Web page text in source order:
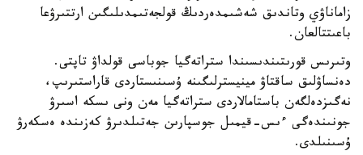
زاماناۋي وتاندىق شەشىمدەردىڭ قولجەتىمدىلىگىن ارتتىرۋعا
باعىتتالعان.
وتىرىس قورىتىندىسىندا ستراتەگيا جوباسى قولداۋ تاپتى.
دەنساۋلىق ساقتاۋ مينيسترلىگىنە ۇسىنىستاردى قاراستىرىپ،
نەگىزدەلگەن باستامالاردى ستراتەگيا مەن ونى ىسكە اسىرۋ
جونىندەگى ءىس-قيمىل جوسپارىن جەتىلدىرۋ كەزىندە ەسكەرۋ
ۇسىنىلدى.